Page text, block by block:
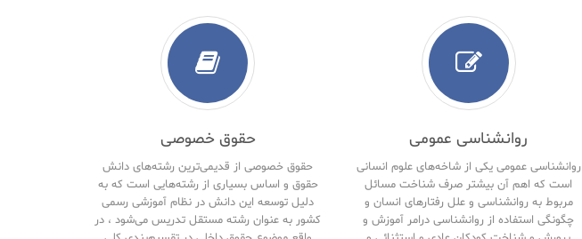
روانشناسی عمومی
روانشناسی عمومی یکی از شاخه‌های علوم انسانی
است که اهم آن بیشتر صرف شناخت مسائل
مربوط به روانشناسی و علل رفتارهای انسان و
چگونگی استفاده از روانشناسی درامر آموزش و
حقوق خصوصی
حقوق خصوصی از قدیمی‌ترین رشته‌های دانش
حقوق و اساس بسیاری از رشته‌هایی است که به
دلیل توسعه این دانش در نظام آموزشی رسمی
کشور به عنوان رشته مستقل تدریس می‌شود ، در